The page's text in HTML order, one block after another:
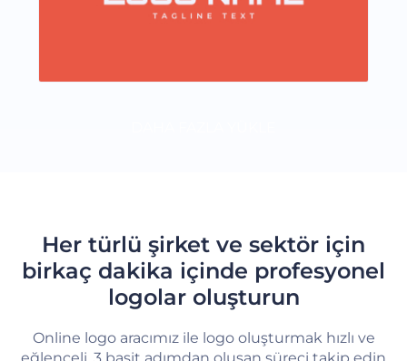
Her türlü şirket ve sektör için
birkaç dakika içinde profesyonel
logolar oluşturun
Online logo aracımız ile logo oluşturmak hızlı ve
eğlenceli. 3 basit adımdan oluşan süreci takip edin